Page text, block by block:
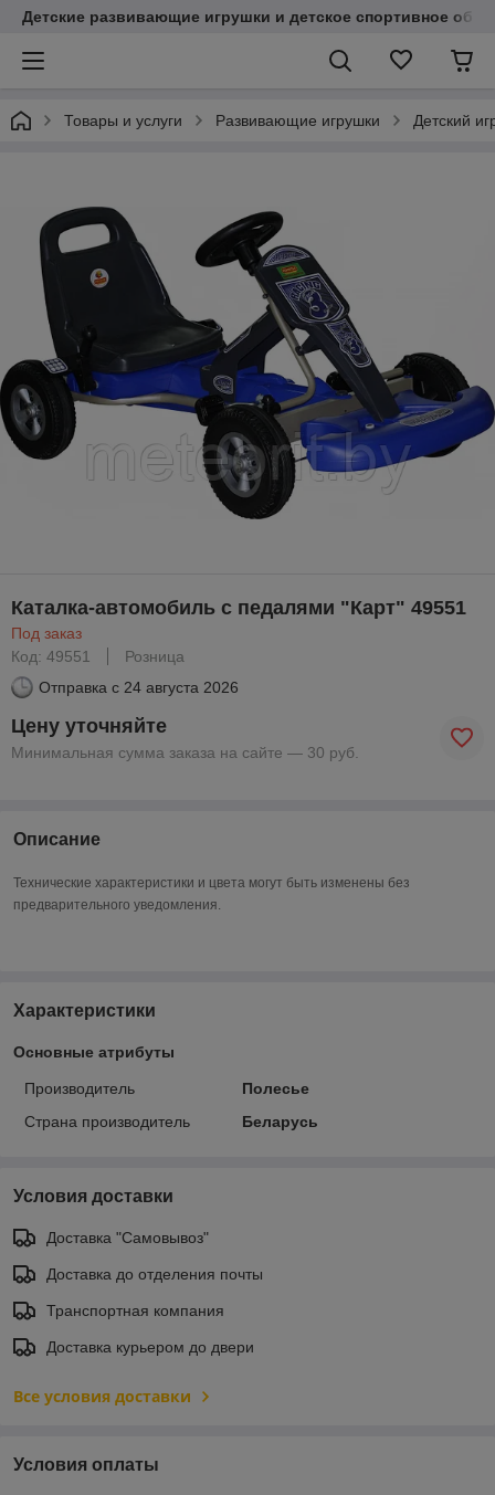
Детские развивающие игрушки и детское спортивное
Товары и услуги Развивающие игрушки Детский
Каталка-автомобиль с педалями "Карт" 49551
Под заказ
Код: 49551
Розница
Отправка с 24 августа 2026
Цену уточняйте
Минимальная сумма заказа на сайте — 30 руб.
Описание
Технические характеристики и цвета могут быть изменены без
предварительного уведомления.
Характеристики
Основные атрибуты
Производитель
Полесье
Страна производитель
Беларусь
Условия доставки
Доставка "Самовывоз"
Доставка до отделения почты
Транспортная компания
Доставка курьером до двери
Все условия доставки
Условия оплаты